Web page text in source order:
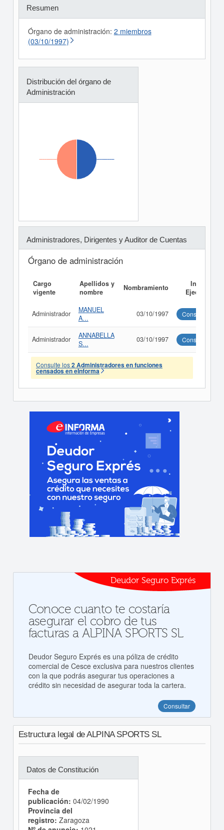
Resumen
Órgano de administración: 2 miembros
(03/10/1997)
Distribución del órgano de
Administración
Administradores, Dirigentes y Auditor de Cuentas
Órgano de administración
Cargo
vigente
Apellidos y
nombre
Nombramiento
Informe
Ejecutivo
Administrador
MANUEL
A...
03/10/1997 Consultar
Administrador
ANNABELLA
S...
03/10/1997 Consultar
Consulte los2 Administradores en funciones
censados en eInforma
Deudor Seguro Exprés
Conoce cuanto te costaría
asegurar el cobro de tus
facturas a ALPINA SPORTS SL
Deudor Seguro Exprés es una póliza de crédito
comercial de Cesce exclusiva para nuestros clientes
con la que podrás asegurar tus operaciones a
crédito sin necesidad de asegurar toda la cartera.
Consultar
Estructura legal de ALPINA SPORTS SL
Datos de Constitución
Fecha de
publicación: 04/02/1990
Provincia del
registro: Zaragoza